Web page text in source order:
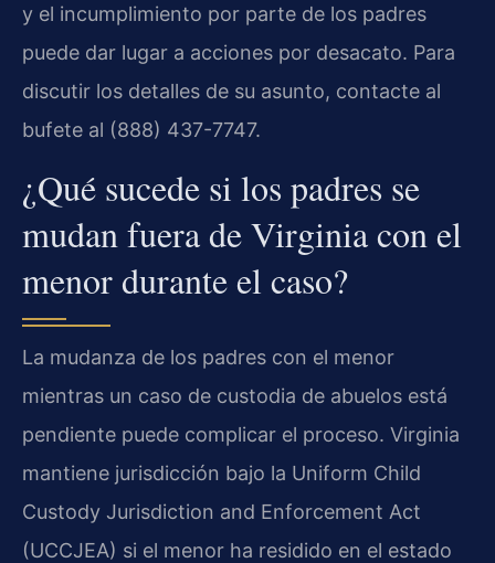
y el incumplimiento por parte de los padres
puede dar lugar a acciones por desacato. Para
discutir los detalles de su asunto, contacte al
bufete al (888) 437-7747.
¿Qué sucede si los padres se
mudan fuera de Virginia con el
menor durante el caso?
La mudanza de los padres con el menor
mientras un caso de custodia de abuelos está
pendiente puede complicar el proceso. Virginia
mantiene jurisdicción bajo la Uniform Child
Custody Jurisdiction and Enforcement Act
(UCCJEA) si el menor ha residido en el estado